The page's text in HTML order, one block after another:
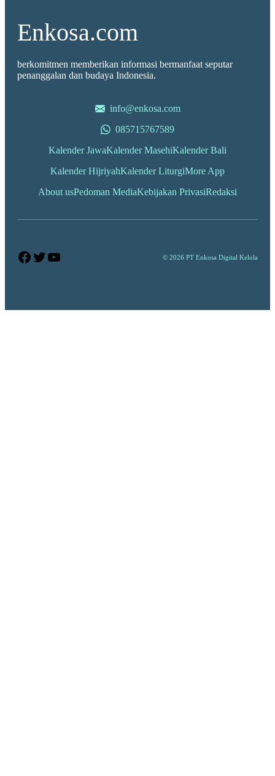
Enkosa.com
berkomitmen memberikan informasi bermanfaat seputar
penanggalan dan budaya Indonesia.
info@enkosa.com
085715767589
Kalender JawaKalender MasehiKalender Bali
Kalender HijriyahKalender LiturgiMore App
About usPedoman MediaKebijakan PrivasiRedaksi
Facebook
Twitter
YouTube © 2026 PT Enkosa Digital Kelola